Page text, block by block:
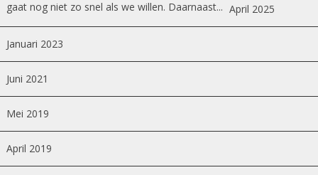
gaat nog niet zo snel als we willen. Daarnaast... April 2025
Januari 2023
Juni 2021
Mei 2019
April 2019